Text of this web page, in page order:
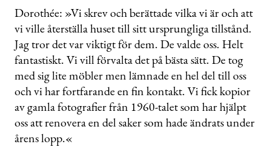
Dorothée: »Vi skrev och berättade vilka vi är och att
vi ville återställa huset till sitt ursprungliga tillstånd.
Jag tror det var viktigt för dem. De valde oss. Helt
fantastiskt. Vi vill förvalta det på bästa sätt. De tog
med sig lite möbler men lämnade en hel del till oss
och vi har fortfarande en fin kontakt. Vi fick kopior
av gamla fotografier från 1960-talet som har hjälpt
oss att renovera en del saker som hade ändrats under
årens lopp.«